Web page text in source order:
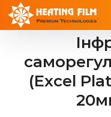
Skip
(Excel